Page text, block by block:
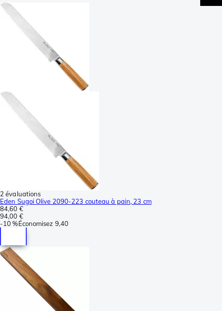
2 évaluations
Eden Sugoi Olive 2090-223 couteau à pain, 23 cm
84,60 €
94,00 €
-10 %Économisez 9,40